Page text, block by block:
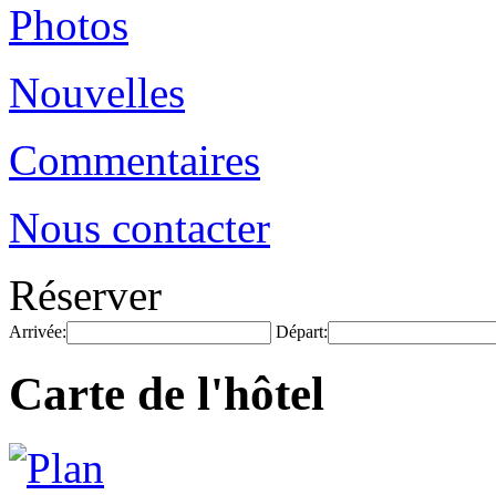
Photos
Nouvelles
Commentaires
Nous contacter
Réserver
Arrivée: Départ:
Carte de l'hôtel